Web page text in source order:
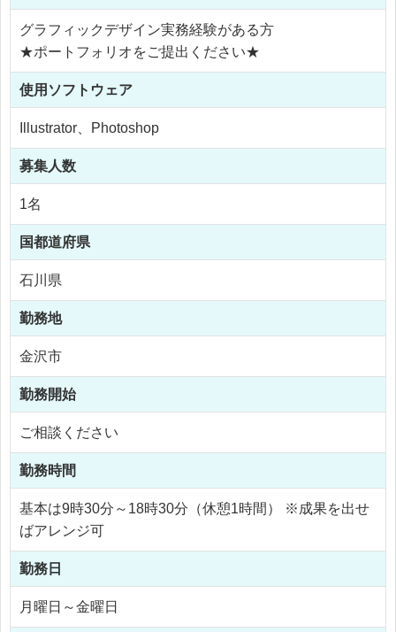
グラフィックデザイン実務経験がある方
★ポートフォリオをご提出ください★
使用 ソフトウェア
Illustrator、Photoshop
募集人数
1名
国都道府県
石川県
勤務地
金沢市
勤務開始
ご相談ください
勤務時間
基本は9時30分～18時30分（休憩1時間） ※成果を出せ
ばアレンジ可
勤務日
月曜日～金曜日